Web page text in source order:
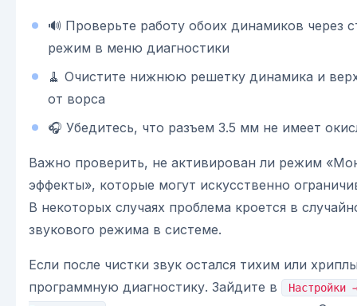
🔊 Проверьте работу обоих динамиков через
режим в меню диагностики
🧹 Очистите нижнюю решетку динамика и
от ворса
🎧 Убедитесь, что разъем 3.5 мм не имеет
Важно проверить, не активирован ли режим
эффекты», которые могут искусственно
В некоторых случаях проблема кроется в
звукового режима в системе.
Если после чистки звук остался тихим или
программную диагностику. Зайдите в
Настройки